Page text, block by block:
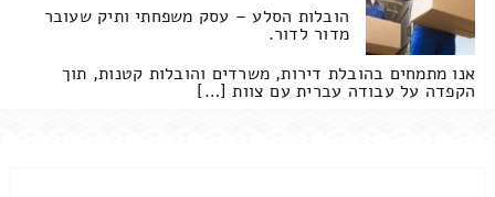
הובלות הסלע – עסק משפחתי ותיק שעובר
מדור לדור.
אנו מתמחים בהובלת דירות, משרדים והובלות קטנות, תוך
הקפדה על עבודה עברית עם צוות […]